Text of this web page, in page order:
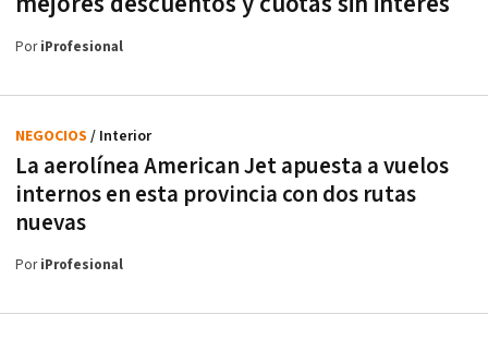
PoriProfesional
La aerolínea American Jet apuesta a vuelos
internos en esta provincia con dos rutas
nuevas
NEGOCIOS / Interior
PoriProfesional